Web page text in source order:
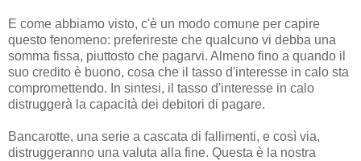
E come abbiamo visto, c'è un modo comune per capire
questo fenomeno: preferireste che qualcuno vi debba una
somma fissa, piuttosto che pagarvi. Almeno fino a quando il
suo credito è buono, cosa che il tasso d'interesse in calo sta
compromettendo. In sintesi, il tasso d'interesse in calo
distruggerà la capacità dei debitori di pagare.
Bancarotte, una serie a cascata di fallimenti, e così via,
distruggeranno una valuta alla fine. Questa è la nostra